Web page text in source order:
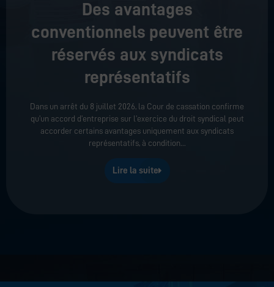
Des avantages
conventionnels peuvent être
réservés aux syndicats
représentatifs
Dans un arrêt du 8 juillet 2026, la Cour de cassation confirme
qu’un accord d’entreprise sur l’exercice du droit syndical peut
accorder certains avantages uniquement aux syndicats
représentatifs, à condition
Lire la suite